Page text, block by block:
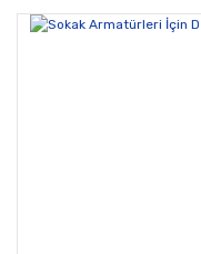
Ürün resmi